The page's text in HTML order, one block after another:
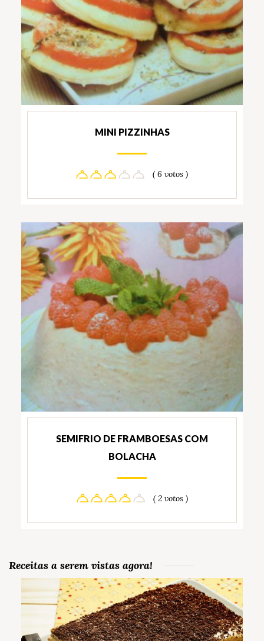
MINI PIZZINHAS
( 6 votos )
SEMIFRIO DE FRAMBOESAS COM
BOLACHA
( 2 votos )
Receitas a serem vistas agora!